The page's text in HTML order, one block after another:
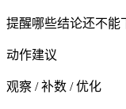
提醒哪些结论还不能
动作建议
观察 / 补数 / 优化